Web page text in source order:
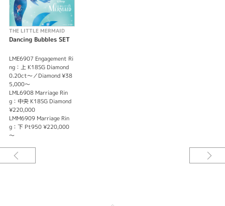
THE LITTLE MERMAID
Dancing Bubbles SET
LME6907 Engagement Ri
ng：上 K18SG Diamond
0.20ct～／Diamond ¥38
5,000～
LML6908 Marriage Rin
g：中央 K18SG Diamond
¥220,000
LMM6909 Marriage Rin
g：下 Pt950 ¥220,000
～